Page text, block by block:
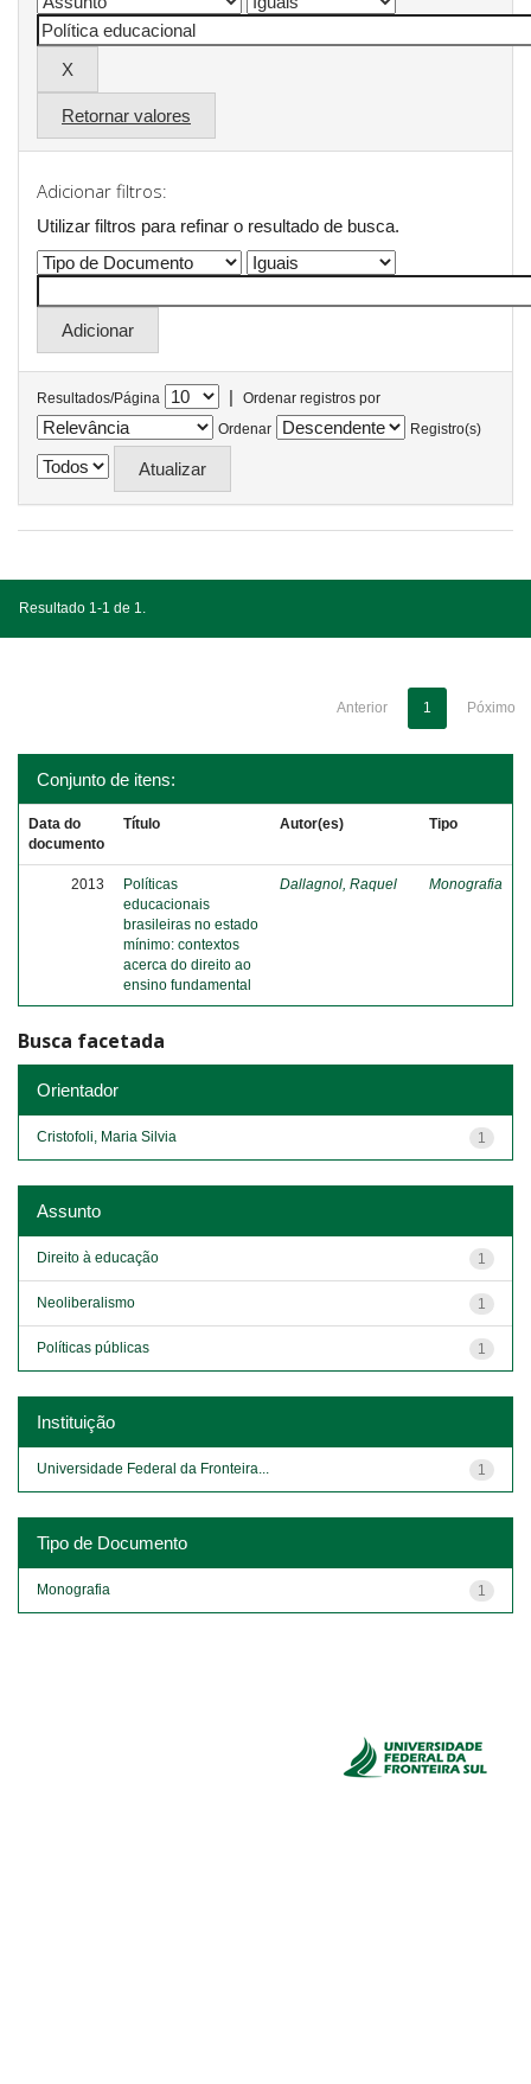
Retornar valores
Adicionar filtros:
Utilizar filtros para refinar o resultado de busca.
Resultados/Página |
Ordenar registros por
Ordenar
Registro(s)
Resultado 1-1 de 1.
Anterior 1 Póximo
Conjunto de itens:
Data do
documento
Título Autor(es) Tipo
2013
Políticas
educacionais
brasileiras no estado
mínimo: contextos
acerca do direito ao
ensino fundamental
Dallagnol, Raquel Monografia
Busca facetada
Orientador
1
Cristofoli, Maria Silvia
Assunto
1
Direito à educação
1
Neoliberalismo
1
Políticas públicas
Instituição
1
Universidade Federal da Fronteira...
Tipo de Documento
1
Monografia